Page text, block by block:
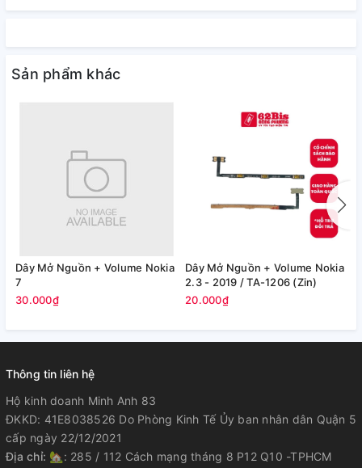
Sản phẩm khác
Dây Mở Nguồn + Volume Nokia
7
30.000₫
Dây Mở Nguồn + Volume Nokia
2.3 - 2019 / TA-1206 (Zin)
20.000₫
Thông tin liên hệ
Hộ kinh doanh Minh Anh 83
ĐKKD: 41E8038526 Do Phòng Kinh Tế Ủy ban nhân dân Quận 5
cấp ngày 22/12/2021
Địa chỉ: 🏡: 285 / 112 Cách mạng tháng 8 P12 Q10 -TPHCM